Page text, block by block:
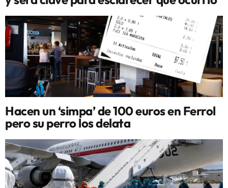
Hacen un ‘simpa’ de 100 euros en Ferrol
pero su perro los delata